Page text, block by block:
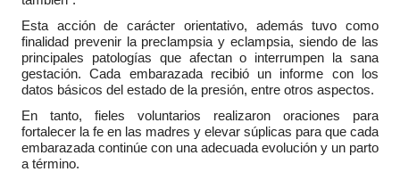
Esta acción de carácter orientativo, además tuvo como
finalidad prevenir la preclampsia y eclampsia, siendo de las
principales patologías que afectan o interrumpen la sana
gestación. Cada embarazada recibió un informe con los
datos básicos del estado de la presión, entre otros aspectos.
En tanto, fieles voluntarios realizaron oraciones para
fortalecer la fe en las madres y elevar súplicas para que cada
embarazada continúe con una adecuada evolución y un parto
a término.